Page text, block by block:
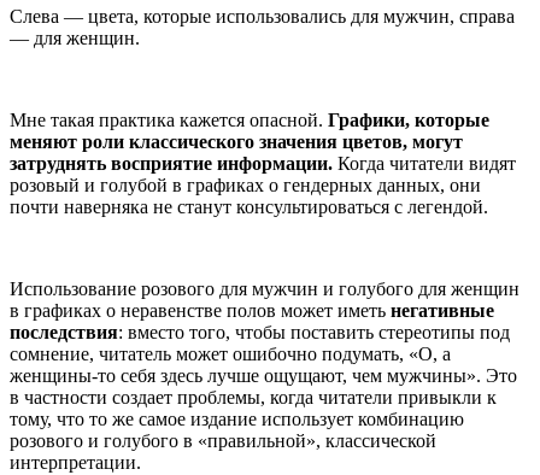
Cлева — цвета, которые использовались для мужчин, справа
— для женщин.
Мне такая практика кажется опасной. Графики, которые
меняют роли классического значения цветов, могут
затруднять восприятие информации. Когда читатели видят
розовый и голубой в графиках о гендерных данных, они
почти наверняка не станут консультироваться с легендой.
Использование розового для мужчин и голубого для женщин
в графиках о неравенстве полов может иметь негативные
последствия: вместо того, чтобы поставить стереотипы под
сомнение, читатель может ошибочно подумать, «О, а
женщины-то себя здесь лучше ощущают, чем мужчины». Это
в частности создает проблемы, когда читатели привыкли к
тому, что то же самое издание использует комбинацию
розового и голубого в «правильной», классической
интерпретации.